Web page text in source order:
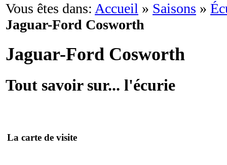
Vous êtes dans: Accueil » Saisons »
Jaguar-Ford Cosworth
Jaguar-Ford Cosworth
Tout savoir sur... l'écurie
La carte de visite